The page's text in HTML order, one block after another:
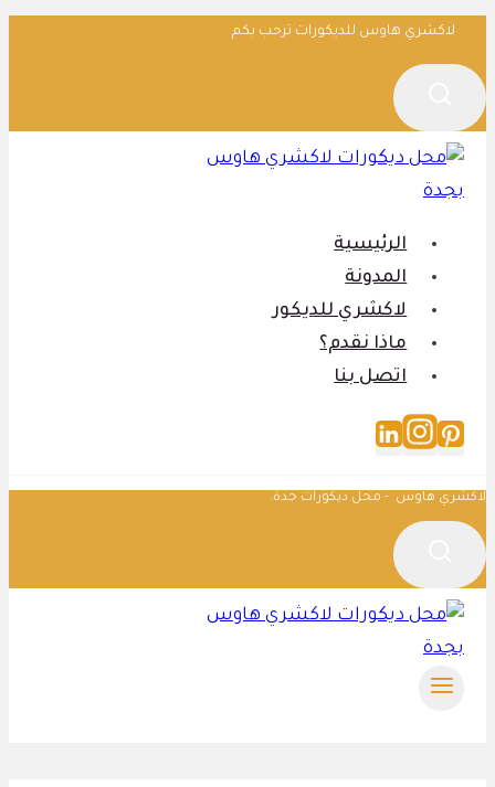
التجاوز
إلى
المحتوى
لاكشري هاوس للديكورات ترحب بكم
الرئيسية
المدونة
لاكشري للديكور
ماذا نقدم؟
اتصل بنا
لاكشري هاوس - محل ديكورات جدة.